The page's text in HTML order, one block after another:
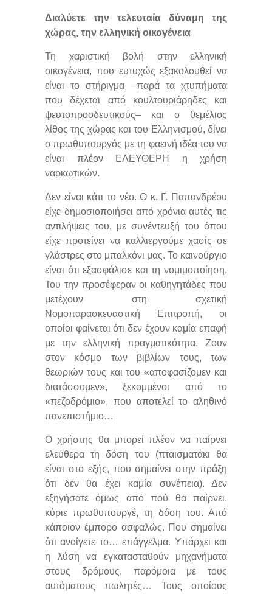
Διαλύετε την τελευταία δύναμη της
χώρας, την ελληνική οικογένεια
Τη χαριστική βολή στην ελληνική
οικογένεια, που ευτυχώς εξακολουθεί να
είναι το στήριγμα –παρά τα χτυπήματα
που δέχεται από κουλτουριάρηδες και
ψευτοπροοδευτικούς– και ο θεμέλιος
λίθος της χώρας και του Ελληνισμού, δίνει
ο πρωθυπουργός με τη φαεινή ιδέα του να
είναι πλέον ΕΛΕΥΘΕΡΗ η χρήση
ναρκωτικών.
Δεν είναι κάτι το νέο. Ο κ. Γ. Παπανδρέου
είχε δημοσιοποιήσει από χρόνια αυτές τις
αντιλήψεις του, με συνέντευξή του όπου
είχε προτείνει να καλλιεργούμε χασίς σε
γλάστρες στο μπαλκόνι μας. Το καινούργιο
είναι ότι εξασφάλισε και τη νομιμοποίηση.
Του την προσέφεραν οι καθηγητάδες που
μετέχουν στη σχετική
Νομοπαρασκευαστική Επιτροπή, οι
οποίοι φαίνεται ότι δεν έχουν καμία επαφή
με την ελληνική πραγματικότητα. Ζουν
στον κόσμο των βιβλίων τους, των
θεωριών τους και του «αποφασίζομεν και
διατάσσομεν», ξεκομμένοι από το
«πεζοδρόμιο», που αποτελεί το αληθινό
πανεπιστήμιο…
Ο χρήστης θα μπορεί πλέον να παίρνει
ελεύθερα τη δόση του (πταισματάκι θα
είναι στο εξής, που σημαίνει στην πράξη
ότι δεν θα έχει καμία συνέπεια). Δεν
εξηγήσατε όμως από πού θα παίρνει,
κύριε πρωθυπουργέ, τη δόση του. Από
κάποιον έμπορο ασφαλώς. Που σημαίνει
ότι ανοίγετε το… επάγγελμα. Υπάρχει και
η λύση να εγκατασταθούν μηχανήματα
στους δρόμους, παρόμοια με τους
αυτόματους πωλητές… Τους οποίους